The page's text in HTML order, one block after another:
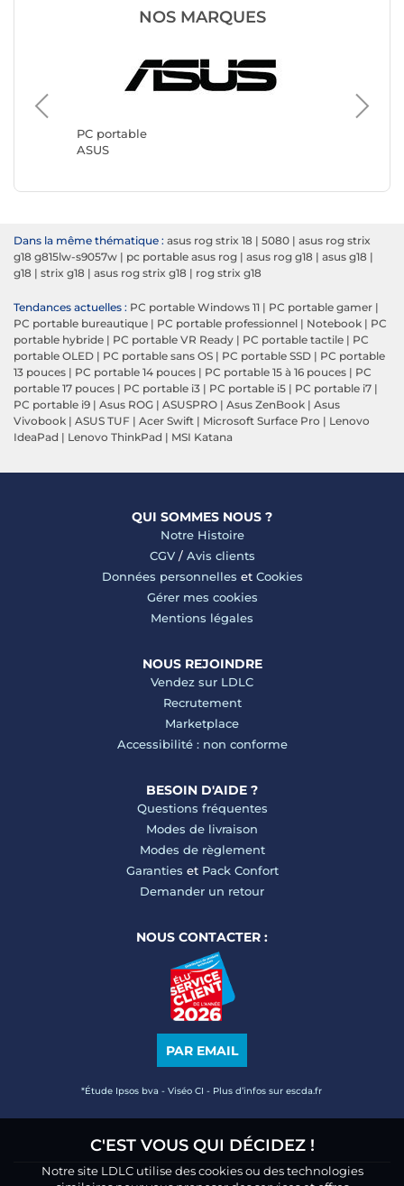
NOS MARQUES
PC portable
ASUS
PC
Lenovo
Dans la même thématique : asus rog strix 18 | 5080 | asus rog strix
g18 g815lw-s9057w | pc portable asus rog | asus rog g18 | asus g18 |
g18 | strix g18 | asus rog strix g18 | rog strix g18
Tendances actuelles : PC portable Windows 11 | PC portable gamer |
PC portable bureautique | PC portable professionnel | Notebook | PC
portable hybride | PC portable VR Ready | PC portable tactile | PC
portable OLED | PC portable sans OS | PC portable SSD | PC portable
13 pouces | PC portable 14 pouces | PC portable 15 à 16 pouces | PC
portable 17 pouces | PC portable i3 | PC portable i5 | PC portable i7 |
PC portable i9 | Asus ROG | ASUSPRO | Asus ZenBook | Asus
Vivobook | ASUS TUF | Acer Swift | Microsoft Surface Pro | Lenovo
IdeaPad | Lenovo ThinkPad | MSI Katana
QUI SOMMES NOUS ?
Notre Histoire
CGV/ Avis clients
Données personnelles et Cookies
Gérer mes cookies
Mentions légales
NOUS REJOINDRE
Vendez sur LDLC
Recrutement
Marketplace
Accessibilité : non conforme
BESOIN D'AIDE ?
Questions fréquentes
Modes de livraison
Modes de règlement
Garanties et Pack Confort
Demander un retour
NOUS CONTACTER :
PAR EMAIL
*Étude Ipsos bva - Viséo CI - Plus d’infos sur escda.fr
C'EST VOUS QUI DÉCIDEZ !
Notre site LDLC utilise des cookies ou des technologies